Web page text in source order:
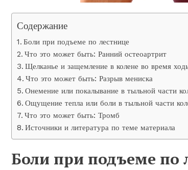
Содержание
Боли при подъеме по лестнице
Что это может быть: Ранний остеоартрит
Щелканье и защемление в колене во время
Что это может быть: Разрыв мениска
Онемение или покалывание в тыльной части
Ощущение тепла или боли в тыльной части
Что это может быть: Тромб
Источники и литература по теме материала
Боли при подъеме по